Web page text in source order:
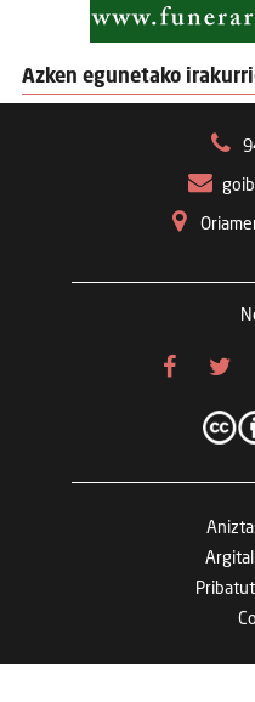
Azken egunetako